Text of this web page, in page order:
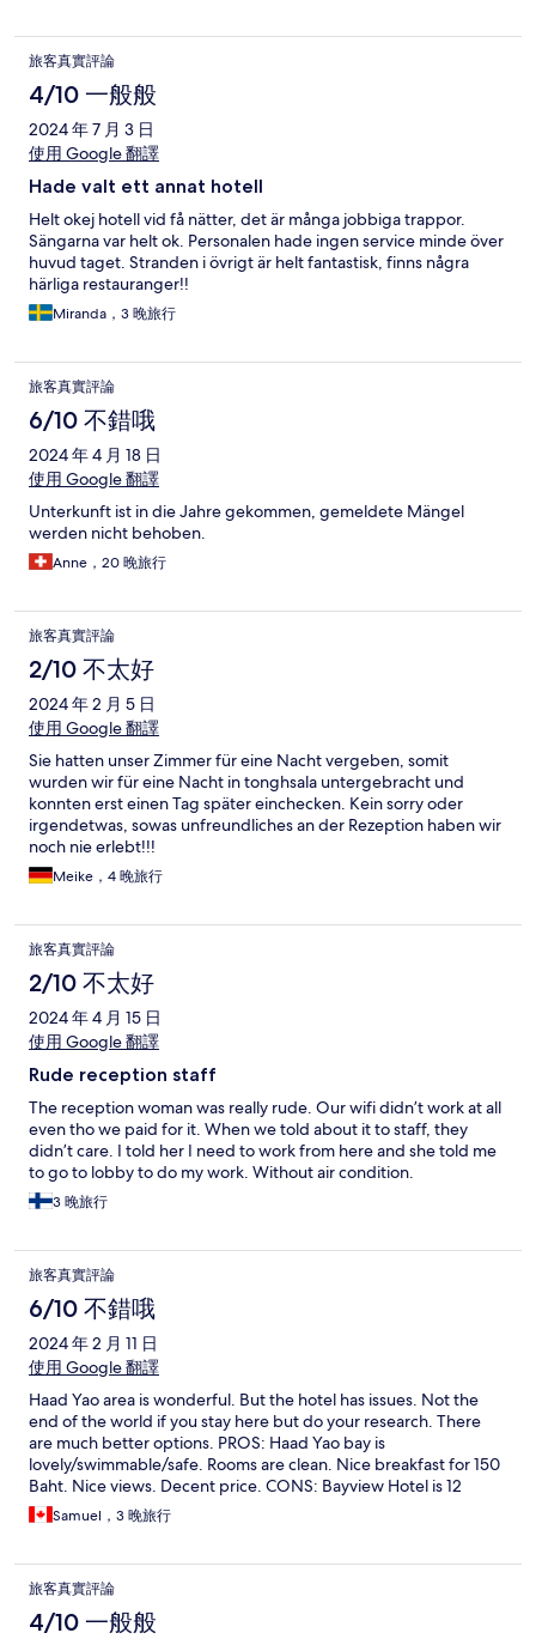
旅客真實評論
4/10 一般般
2024 年 7 月 3 日
使用 Google 翻譯
Hade valt ett annat hotell
Helt okej hotell vid få nätter, det är många jobbiga trappor.
Sängarna var helt ok. Personalen hade ingen service minde över
huvud taget. Stranden i övrigt är helt fantastisk, finns några
härliga restauranger!!
Miranda，3 晚旅行
旅客真實評論
6/10 不錯哦
2024 年 4 月 18 日
使用 Google 翻譯
Unterkunft ist in die Jahre gekommen, gemeldete Mängel
werden nicht behoben.
Anne，20 晚旅行
旅客真實評論
2/10 不太好
2024 年 2 月 5 日
使用 Google 翻譯
Sie hatten unser Zimmer für eine Nacht vergeben, somit
wurden wir für eine Nacht in tonghsala untergebracht und
konnten erst einen Tag später einchecken. Kein sorry oder
irgendetwas, sowas unfreundliches an der Rezeption haben wir
noch nie erlebt!!!
Meike，4 晚旅行
旅客真實評論
2/10 不太好
2024 年 4 月 15 日
使用 Google 翻譯
Rude reception staff
The reception woman was really rude. Our wifi didn’t work at all
even tho we paid for it. When we told about it to staff, they
didn’t care. I told her I need to work from here and she told me
to go to lobby to do my work. Without air condition.
3 晚旅行
旅客真實評論
6/10 不錯哦
2024 年 2 月 11 日
使用 Google 翻譯
Haad Yao area is wonderful. But the hotel has issues. Not the
end of the world if you stay here but do your research. There
are much better options. PROS: Haad Yao bay is
lovely/swimmable/safe. Rooms are clean. Nice breakfast for 150
Baht. Nice views. Decent price. CONS: Bayview Hotel is 12
stories and no elevator. Wanna go to the beach? You gotta
plan/pack like it’s a day trip. Rooms are decent at best. Staff are
this is your only option. Do not worry about the severely bad 1
star reviews, but also you should ignore the 5-star reviews. This
is a real 3-stars. Hope this helps :)
Samuel，3 晚旅行
旅客真實評論
4/10 一般般